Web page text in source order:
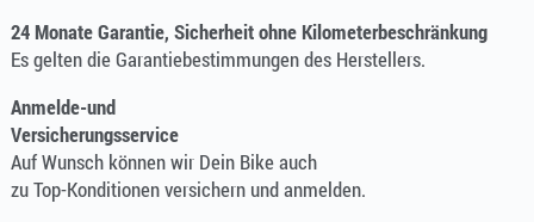
24 Monate Garantie, Sicherheit ohne Kilometerbeschränkung
Es gelten die Garantiebestimmungen des Herstellers.
Anmelde-und
Versicherungsservice
Auf Wunsch können wir Dein Bike auch
zu Top-Konditionen versichern und anmelden.